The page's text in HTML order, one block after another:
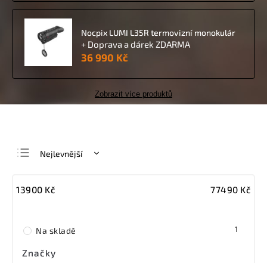
Nocpix LUMI L35R termovizní monokulár
+ Doprava a dárek ZDARMA
36 990 Kč
Zobrazit více produktů
Nejlevnější
Nejprodávanější
13900 Kč 77490 Kč
Na skladě 1
Značky